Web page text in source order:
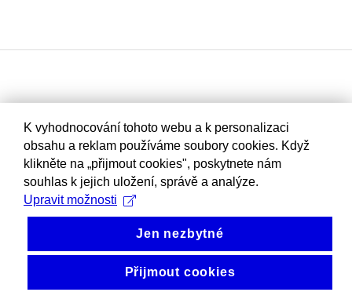
K vyhodnocování tohoto webu a k personalizaci
obsahu a reklam používáme soubory cookies. Když
klikněte na „přijmout cookies", poskytnete nám
souhlas k jejich uložení, správě a analýze.
Upravit možnosti
Jen nezbytné
Přijmout cookies